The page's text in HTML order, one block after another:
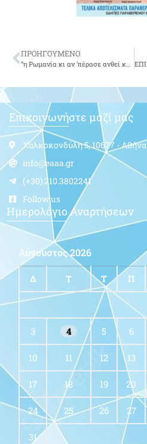
ΠΡΟΗΓΟΥΜΕΝΟ
“η Ρωμανία κι αν ‘πέρασε ανθεί και φέρει κι άλλο”
Επικοινωνήστε μαζί μας
Χαλκοκονδύλη 5, 10677 - Αθήνα
info@eaaa.gr
(+30) 210.3802241
Follow us
Ημερολόγιο Αναρτήσεων
Αύγουστος 2026
Δ Τ Τ Π
3 4 5 6
10 11 12 13
17 18 19 20
24 25 26 27
31